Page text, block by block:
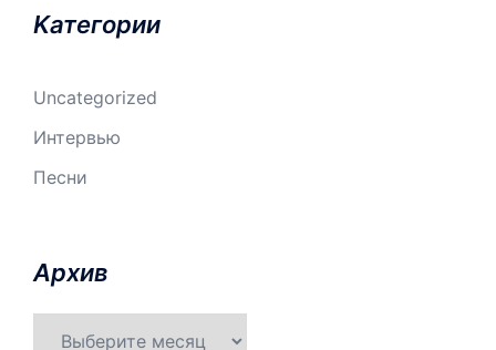
Kатегории
Uncategorized
Интервью
Песни
Aрхив